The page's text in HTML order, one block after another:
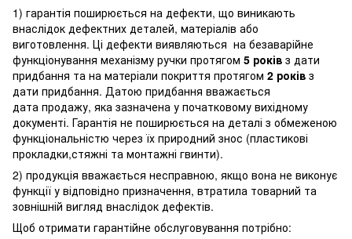
1) гарантія поширюється на дефекти, що виникають
внаслідок дефектних деталей, матеріалів або
виготовлення. Ці дефекти виявляються на безаварійне
функціонування механізму ручки протягом 5 років з дати
придбання та на матеріали покриття протягом 2 років з
дати придбання. Датою придбання вважається
дата продажу, яка зазначена у початковому вихідному
документі. Гарантія не поширюється на деталі з обмеженою
функціональністю через їх природний знос (пластикові
прокладки,стяжні та монтажні гвинти).
2) продукція вважається несправною, якщо вона не виконує
функції у відповідно призначення, втратила товарний та
зовнішній вигляд внаслідок дефектів.
Щоб отримати гарантійне обслуговування потрібно: